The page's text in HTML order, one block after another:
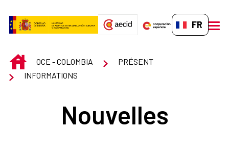
FR-FR
INICIOOCE - COLOMBIA
PRÉSENT
INFORMATIONS
Nouvelles